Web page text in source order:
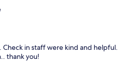
Check in staff were kind and helpful.
thank you!